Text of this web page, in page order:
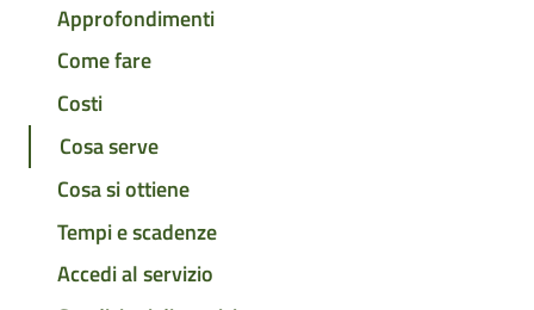
Approfondimenti
Come fare
Costi
Cosa serve
Cosa si ottiene
Tempi e scadenze
Accedi al servizio